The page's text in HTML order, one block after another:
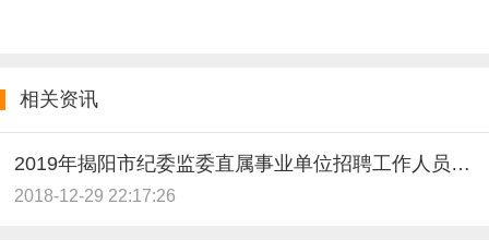
相关资讯
2019年揭阳市纪委监委直属事业单位招聘工作人员公告
2018-12-29 22:17:26